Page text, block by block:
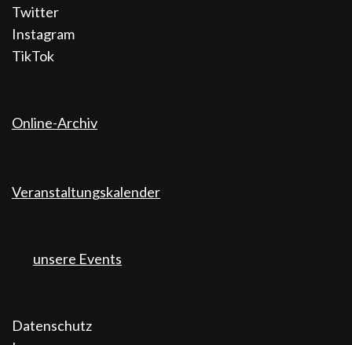
Twitter
Instagram
TikTok
Online-Archiv
Veranstaltungskalender
unsere Events
Datenschutz